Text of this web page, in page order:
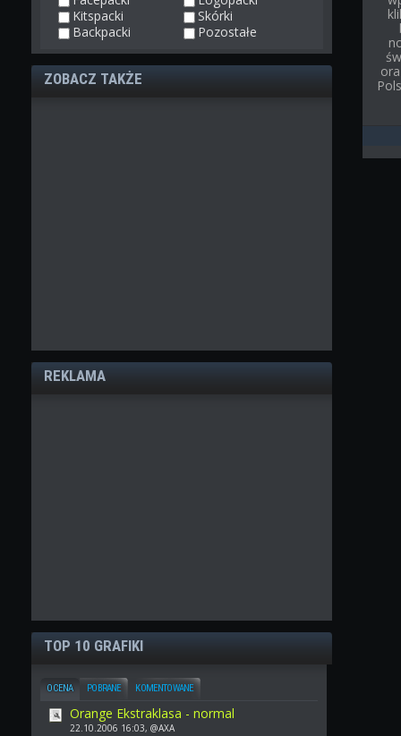
Kitspacki
Skórki
Backpacki
Pozostałe
ZOBACZ TAKŻE
REKLAMA
TOP 10 GRAFIKI
OCENA POBRANE KOMENTOWANE
Orange Ekstraklasa - normal
22.10.2006 16:03, @AXA